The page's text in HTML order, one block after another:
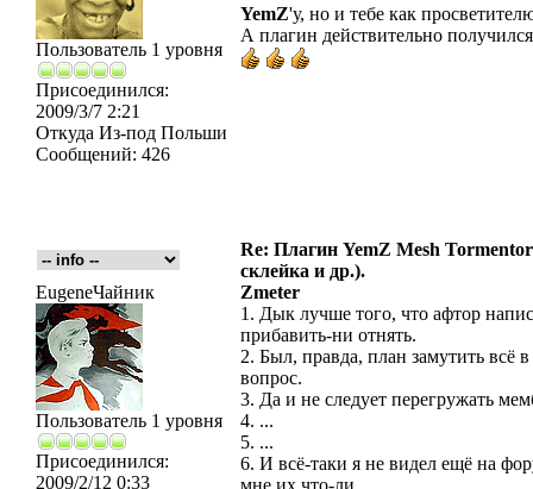
Пользователь 1 уровня
Присоединился:
2009/3/7 2:21
Откуда Из-под Польши
Сообщений: 426
YemZ'у, но и тебе как
А плагин действительно
Re: Плагин YemZ Mesh
склейка и др.).
EugeneЧайник
Пользователь 1 уровня
Присоединился:
2009/2/12 0:33
Zmeter
1. Дык лучше того, что афтор
прибавить-ни отнять.
2. Был, правда, план замутить всё
вопрос.
3. Да и не следует перегружать
4. ...
5. ...
6. И всё-таки я не видел ещё на
мне их что-ли...